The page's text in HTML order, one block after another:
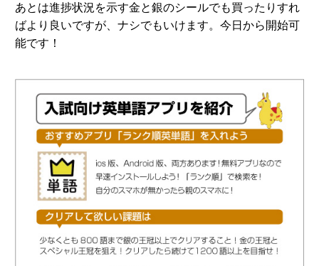
あとは進捗状況を示す金と銀のシールでも買ったりすれ
ばより良いですが、ナシでもいけます。今日から開始可
能です！